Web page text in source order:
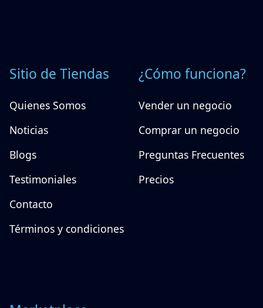
Sitio de Tiendas
Quienes Somos
Noticias
Blogs
Testimoniales
Contacto
Términos y condiciones
¿Cómo funciona?
Vender un negocio
Comprar un negocio
Preguntas Frecuentes
Precios